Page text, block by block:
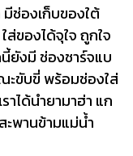
ช่องเก็บของใต้
ส่ของได้จุใจ ถูกใจ
ยังมี ช่องชาร์จแบ
ขับขี่ พร้อมช่องใส่
าได้นำยามาฮ่า แก
พานข้ามแม่น้ำ